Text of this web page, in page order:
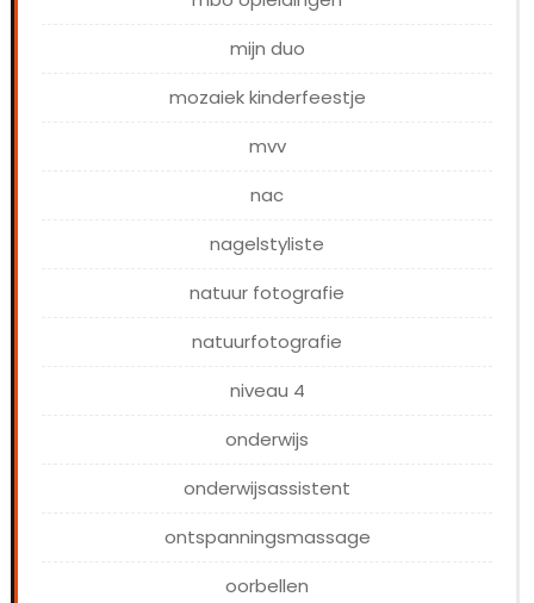
mijn duo
mozaiek kinderfeestje
mvv
nac
nagelstyliste
natuur fotografie
natuurfotografie
niveau 4
onderwijs
onderwijsassistent
ontspanningsmassage
oorbellen